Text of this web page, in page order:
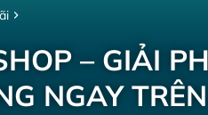
– GIẢI
NGAY